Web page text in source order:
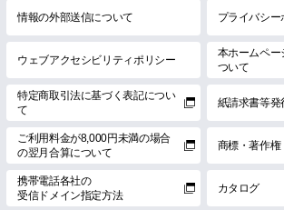
情報の外部送信について プライバシー
ウェブアクセシビリティポリシー
本ホームペー
ついて
特定商取引法に基づく表記につい
て
紙請求書等発
ご利用料金が8,000円未満の場合
の翌月合算について
商標・著作権
携帯電話各社の
受信ドメイン指定方法
カタログ